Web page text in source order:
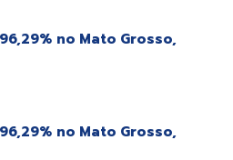
no Mato Grosso,
no Mato Grosso,